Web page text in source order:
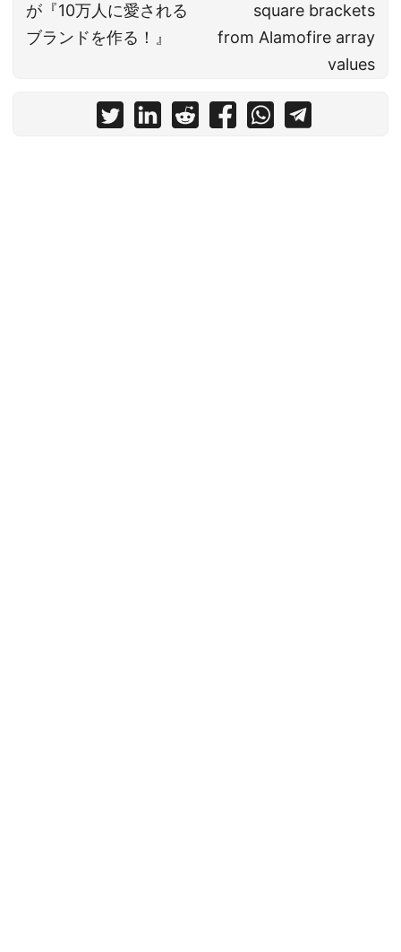
が『10万人に愛される
ブランドを作る！』
square brackets
from Alamofire array
values